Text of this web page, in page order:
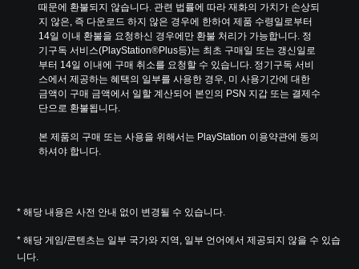
때문에 환불되지 않습니다. 관련 법률에 따라 재화의 가치가 손상되
지 않은, 즉 다운로드 하지 않은 경우에 한하여 제품 수령일로부터
14일 이내 환불을 요청하신 경우에만 환불 처리가 가능합니다. 정
기구독 서비스(PlayStation®Plus등)는 최초 구매일 또는 갱신일로
부터 14일 이내에 구매 취소를 요청할 수 있습니다. 정기구독 서비
스에서 제공하는 혜택의 일부를 사용한 경우, 미 사용기간에 대한
금액이 구매 금액에서 일할 계산되어 본인의 PSN 지갑 또는 결제수
단으로 환불됩니다.
본 제품의 구매 또는 사용을 위해서는 PlayStation 이용약관에 동의
하셔야 합니다.
* 해당 내용은 사전 안내 없이 변경될 수 있습니다.
* 해당 게임/콘텐츠는 일부 국가와 지역, 일부 언어에서 제공되지 않을 수 있습
니다.